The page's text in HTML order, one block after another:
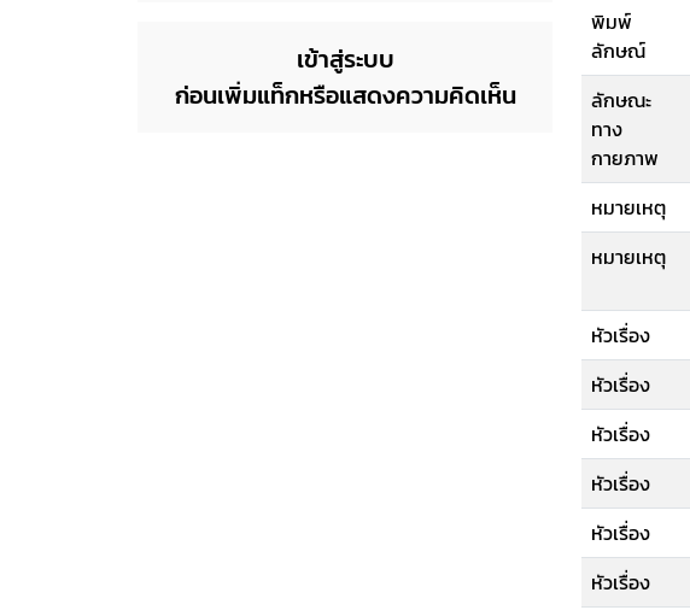
เข้าสู่ระบบ
ก่อนเพิ่มแท็กหรือแสดงความคิดเห็น
พิมพ์
ลักษณ์
ลักษณะ
ทาง
กายภาพ
หมายเหตุ
หมายเหตุ
หัวเรื่อง
หัวเรื่อง
หัวเรื่อง
หัวเรื่อง
หัวเรื่อง
หัวเรื่อง